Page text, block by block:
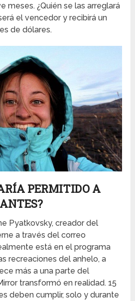
meses. ¿Quién se las arreglará
el vencedor y recibirá un
de dólares.
PERMITIDO A
Pyatkovsky, creador del
a través del correo
está en el programa
recreaciones del anhelo, a
más a una parte del
transformó en realidad. 15
deben cumplir, solo y durante